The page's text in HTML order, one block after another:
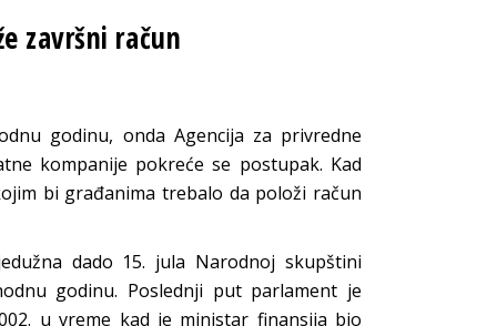
završni račun
godinu, onda Agencija za privredne
kompanije pokreće se postupak. Kad
bi građanima trebalo da položi račun
dado 15. jula Narodnoj skupštini
godinu. Poslednji put parlament je
u vreme kad je ministar finansija bio